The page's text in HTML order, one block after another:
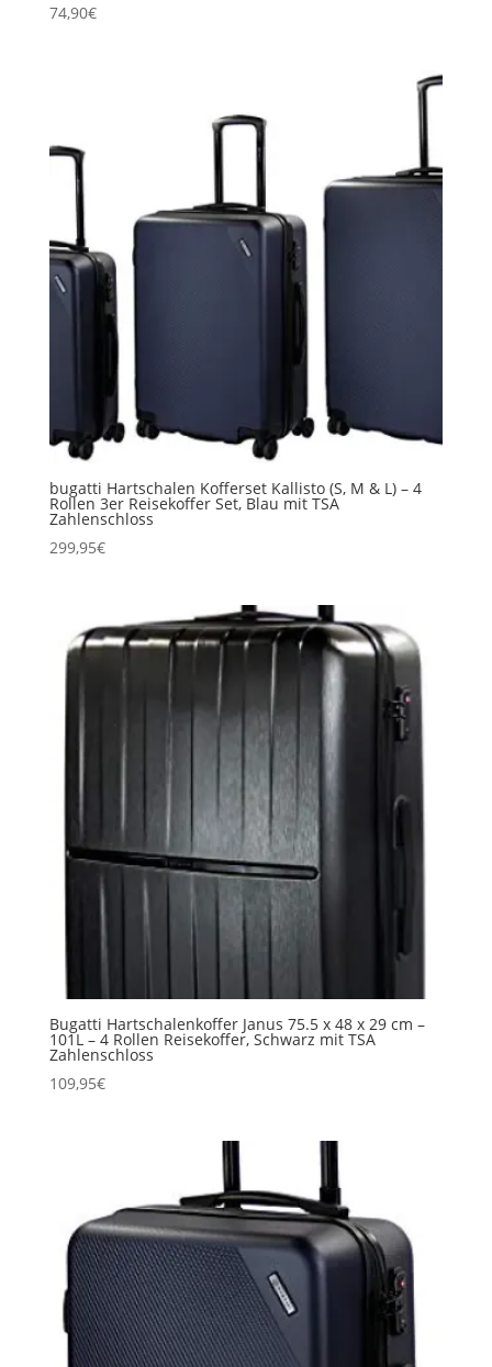
74,90€
bugatti Hartschalen Kofferset Kallisto (S, M & L) – 4
Rollen 3er Reisekoffer Set, Blau mit TSA
Zahlenschloss
299,95€
Bugatti Hartschalenkoffer Janus 75.5 x 48 x 29 cm –
101L – 4 Rollen Reisekoffer, Schwarz mit TSA
Zahlenschloss
109,95€